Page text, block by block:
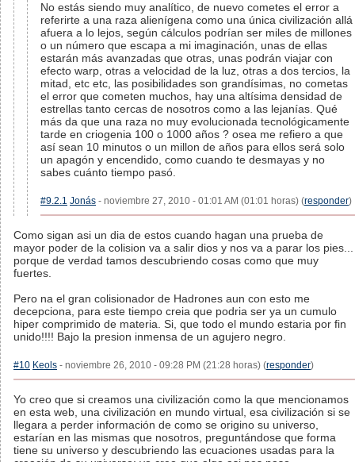
No estás siendo muy analítico, de nuevo cometes el error a
referirte a una raza alienígena como una única civilización allá
afuera a lo lejos, según cálculos podrían ser miles de millones
o un número que escapa a mi imaginación, unas de ellas
estarán más avanzadas que otras, unas podrán viajar con
efecto warp, otras a velocidad de la luz, otras a dos tercios, la
mitad, etc etc, las posibilidades son grandísimas, no cometas
el error que cometen muchos, hay una altísima densidad de
estrellas tanto cercas de nosotros como a las lejanías. Qué
más da que una raza no muy evolucionada tecnológicamente
tarde en criogenia 100 o 1000 años ? osea me refiero a que
así sean 10 minutos o un millon de años para ellos será solo
un apagón y encendido, como cuando te desmayas y no
sabes cuánto tiempo pasó.
#9.2.1 Jonás - noviembre 27, 2010 - 01:01 AM (01:01 horas) (responder)
Como sigan asi un dia de estos cuando hagan una prueba de
mayor poder de la colision va a salir dios y nos va a parar los pies...
porque de verdad tamos descubriendo cosas como que muy
fuertes.
Pero na el gran colisionador de Hadrones aun con esto me
decepciona, para este tiempo creia que podria ser ya un cumulo
hiper comprimido de materia. Si, que todo el mundo estaria por fin
unido!!!! Bajo la presion inmensa de un agujero negro.
#10 Keols - noviembre 26, 2010 - 09:28 PM (21:28 horas) (responder)
Yo creo que si creamos una civilización como la que mencionamos
en esta web, una civilización en mundo virtual, esa civilización si se
llegara a perder información de como se origino su universo,
estarían en las mismas que nosotros, preguntándose que forma
tiene su universo y descubriendo las ecuaciones usadas para la